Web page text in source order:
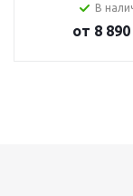
В
от 8 890